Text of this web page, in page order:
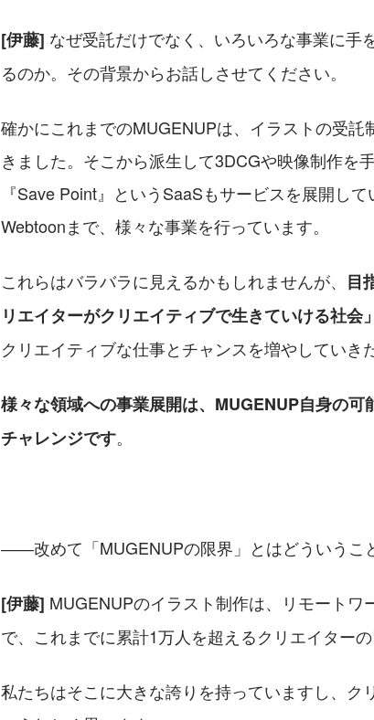
[伊藤] なぜ受託だけでなく、いろいろな事業に手
るのか。その背景からお話しさせてください。
確かにこれまでのMUGENUPは、イラストの受
きました。そこから派生して3DCGや映像制作を
『Save Point』というSaaSもサービスを展開し
Webtoonまで、様々な事業を行っています。
これらはバラバラに見えるかもしれませんが、 目
リエイターがクリエイティブで生きていける社会
クリエイティブな仕事とチャンスを増やしていき
様々な領域への事業展開は、MUGENUP自身の
チャレンジです。
――改めて「MUGENUPの限界」とはどういうこ
[伊藤] MUGENUPのイラスト制作は、リモート
で、これまでに累計1万人を超えるクリエイター
私たちはそこに大きな誇りを持っていますし、ク